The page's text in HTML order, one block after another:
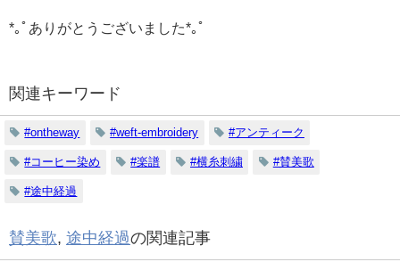
*｡ﾟありがとうございました*｡ﾟ
関連キーワード
#ontheway #weft-embroidery #アンティーク
#コーヒー染め #楽譜 #横糸刺繍 #賛美歌
#途中経過
賛美歌, 途中経過の関連記事